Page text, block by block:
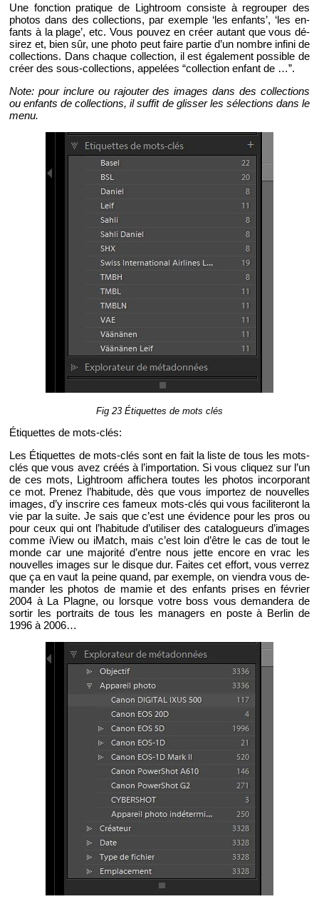
Une fonc­tion pra­tique de Ligh­troom consiste à re­grou­per des
pho­tos dans des col­lec­tions, par exemple ‘les en­fants’, ‘les en­
fants à la pla­ge’, etc. Vous pou­vez en créer au­tant que vous dé­
si­rez et, bien sûr, une photo peut faire par­tie d’un nombre in­fini de
col­lec­tions. Dans chaque col­lec­tion, il est éga­le­ment pos­sible de
créer des sous-col­lec­tions, ap­pe­lées “col­lec­tion en­fant de …”.
Note: pour in­clure ou ra­jou­ter des images dans des col­lec­tions
ou en­fants de col­lec­tions, il suf­fit de glis­ser les sé­lec­tions dans le
menu.
Fig 23 Éti­quettes de mots clés
Éti­quettes de mots-clés:
Les Éti­quettes de mots-clés sont en fait la liste de tous les mots-
clés que vous avez créés à l’im­por­ta­tion. Si vous cli­quez sur l’un
de ces mots, Ligh­troom af­fi­chera toutes les pho­tos in­cor­po­rant
ce mot. Pre­nez l’ha­bi­tude, dès que vous im­por­tez de nou­velles
images, d’y ins­crire ces fa­meux mots-clés qui vous fa­ci­li­te­ront la
vie par la suite. Je sais que c’est une évi­dence pour les pros ou
pour ceux qui ont l’ha­bi­tude d’uti­li­ser des ca­ta­lo­gueurs d’images
comme iView ou iMatch, mais c’est loin d’être le cas de tout le
monde car une ma­jo­rité d’entre nous jette en­core en vrac les
nou­velles images sur le disque dur. Faites cet ef­fort, vous ver­rez
que ça en vaut la peine quand, par exemple, on vien­dra vous de­
man­der les pho­tos de mamie et des en­fants prises en fé­vrier
2004 à La Plagne, ou lorsque votre boss vous de­man­dera de
sor­tir les por­traits de tous les ma­na­gers en poste à Ber­lin de
1996 à 2006…